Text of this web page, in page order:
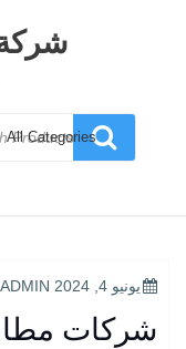
Search
for
POSTED
يونيو 4, 2024 ADMIN
شركات